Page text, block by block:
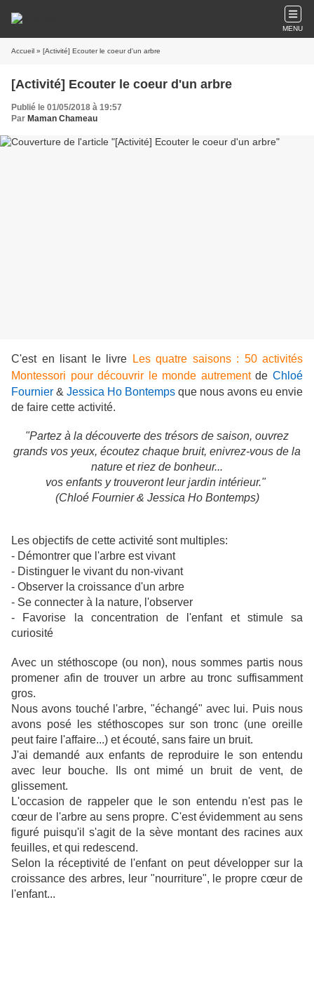
MENU
Accueil » [Activité] Ecouter le coeur d'un arbre
[Activité] Ecouter le coeur d'un arbre
Publié le 01/05/2018 à 19:57
Par Maman Chameau
C'est en lisant le livre
Les quatre saisons : 50 activités
Montessori pour découvrir le monde autrementdeChloé
Fournier & Jessica Ho Bontemps que nous avons eu envie
de faire cette activité.
"Partez à la découverte des trésors de saison, ouvrez
grands vos yeux, écoutez chaque bruit, enivrez-vous de la
nature et riez de bonheur...
vos enfants y trouveront leur jardin intérieur."
(Chloé Fournier & Jessica Ho Bontemps)
Les objectifs de cette activité sont multiples:
- Démontrer que l'arbre est vivant
- Distinguer le vivant du non-vivant
- Observer la croissance d'un arbre
- Se connecter à la nature, l'observer
- Favorise la concentration de l'enfant et stimule sa
curiosité
Avec un stéthoscope (ou non), nous sommes partis nous
promener afin de trouver un arbre au tronc suffisamment
gros.
Nous avons touché l'arbre, "échangé" avec lui. Puis nous
avons posé les stéthoscopes sur son tronc (une oreille
peut faire l'affaire...) et écouté, sans faire un bruit.
J'ai demandé aux enfants de reproduire le son entendu
avec leur bouche. Ils ont mimé un bruit de vent, de
glissement.
L'occasion de rappeler que le son entendu n'est pas le
cœur de l'arbre au sens propre. C'est évidemment au sens
figuré puisqu'il s'agit de la sève montant des racines aux
feuilles, et qui redescend.
Selon la réceptivité de l'enfant on peut développer sur la
croissance des arbres, leur "nourriture", le propre cœur de
l'enfant...